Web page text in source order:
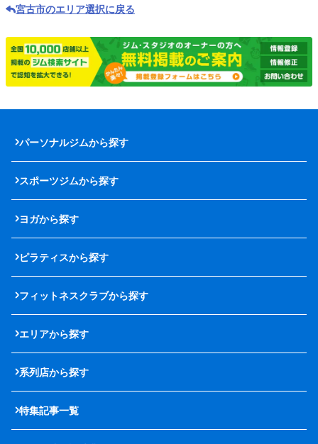
宮古市のエリア選択に戻る
パーソナルジムから探す
スポーツジムから探す
ヨガから探す
ピラティスから探す
フィットネスクラブから探す
エリアから探す
系列店から探す
特集記事一覧